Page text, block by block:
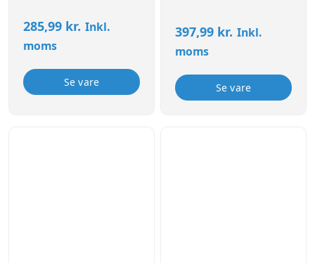
pumpe. RA-G er udført med
kapacitetsbegrænsninger og
er isæt velegnet, hvor et
lille drivtryk kræver store
kapaciteter.
285,99 kr. Inkl.
moms
Se vare
pumpe. RA-G er udført med
kapacitetsbegrænsninger og
er isæt velegnet, hvor et
lille drivtryk kræver store
kapaciteter.
397,99 kr. Inkl.
moms
Se vare